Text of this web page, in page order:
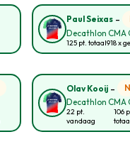
Paul Seixas -
Decathlon CMA
125 pt. totaal918 x
Olav Kooij -
Decathlon CMA
22 pt.
vandaag
106